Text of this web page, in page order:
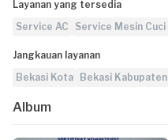
Layanan yang tersedia
Service AC
Service Mesin Cuci
Jangkauan layanan
Bekasi Kota
Bekasi Kabupaten
Album